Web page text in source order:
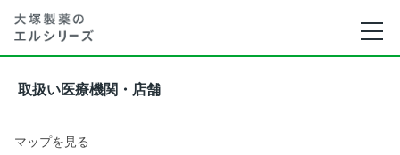
取扱い医療機関・店舗
マップを見る